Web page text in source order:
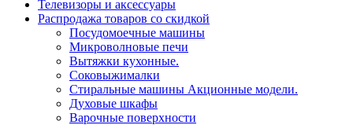
Телевизоры и аксессуары
Распродажа товаров со скидкой
Посудомоечные машины
Микроволновые печи
Вытяжки кухонные.
Соковыжималки
Стиральные машины Акционные модели.
Духовые шкафы
Варочные поверхности